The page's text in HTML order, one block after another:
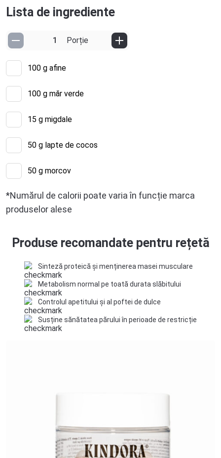
Lista de ingrediente
Porție
100 g afine
100 g măr verde
15 g migdale
50 g lapte de cocos
50 g morcov
*Numărul de calorii poate varia în funcție marca
produselor alese
Produse recomandate pentru rețetă
Sinteză proteică și menținerea masei musculare
Metabolism normal pe toată durata slăbitului
Controlul apetitului și al poftei de dulce
Susține sănătatea părului în perioade de restricție